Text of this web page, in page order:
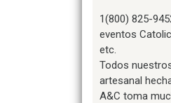
1(800) 825-
eventos
etc.
Todos
artesanal
A&C toma